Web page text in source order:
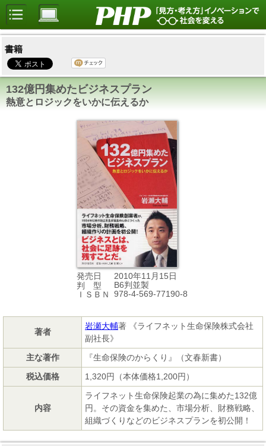
書籍
132億円集めたビジネスプラン
熱意とロジックをいかに伝えるか
発売日
2010年11月15日
判 型
B6判並製
ＩＳＢＮ
978-4-569-77190-8
著者
岩瀬大輔著 《ライフネット生命保険株式会社
副社長》
主な著作
『生命保険のからくり』（文春新書）
税込価格
1,320円（本体価格1,200円）
内容
ライフネット生命保険起業の為に集めた132億
円。その資金を集めた、市場分析、財務戦略、
組織づくりなどのビジネスプランを初公開！